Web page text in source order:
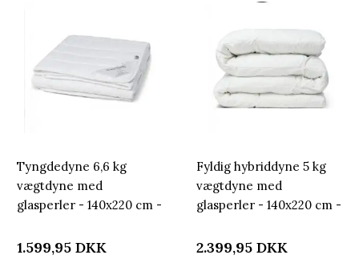
Tyngdedyne 6,6 kg
vægtdyne med
glasperler - 140x220 cm -
Nordstrand Home
1.599,95 DKK
Fyldig hybriddyne 5 kg
vægtdyne med
glasperler - 140x220 cm -
Lun kugledyne fra
2.399,95 DKK